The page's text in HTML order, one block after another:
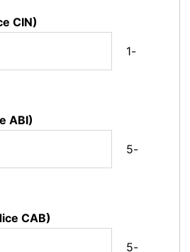
CIN)
1-
ABI)
5-
CAB)
5-